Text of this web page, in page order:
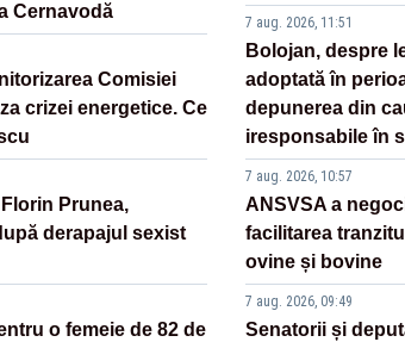
Cernavodă
Comisiei
crizei energetice. Ce
Prunea,
derapajul sexist
o femeie de 82 de
7 aug. 2026, 11:51
Bolojan, despre
adoptată în
depunerea din
iresponsabile în
7 aug. 2026, 10:57
ANSVSA a
facilitarea
ovine și bovine
7 aug. 2026, 09:49
Senatorii și